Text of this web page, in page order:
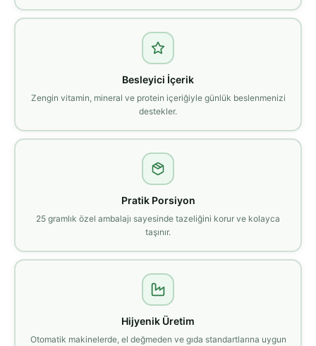
Besleyici İçerik
Zengin vitamin, mineral ve protein içeriğiyle günlük beslenmenizi
destekler.
Pratik Porsiyon
25 gramlık özel ambalajı sayesinde tazeliğini korur ve kolayca
taşınır.
Hijyenik Üretim
Otomatik makinelerde, el değmeden ve gıda standartlarına uygun